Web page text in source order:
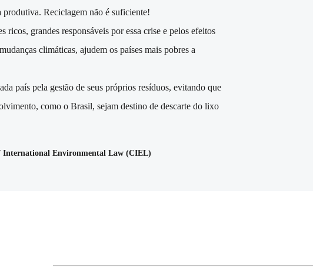
produtiva. Reciclagem não é suficiente!
ricos, grandes responsáveis por essa crise e pelos efeitos
climáticas, ajudem os países mais pobres a
país pela gestão de seus próprios resíduos, evitando que
como o Brasil, sejam destino de descarte do lixo
International Environmental Law (CIEL)